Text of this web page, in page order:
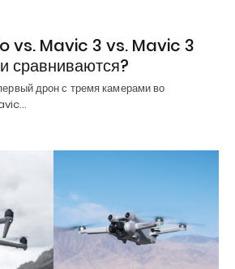
vs. Mavic 3 vs. Mavic 3
сравниваются?
дрон с тремя камерами во